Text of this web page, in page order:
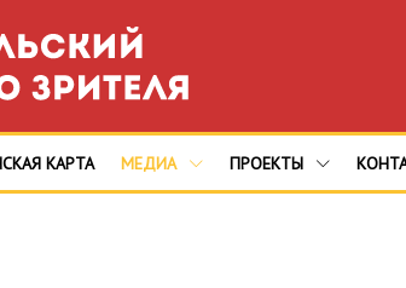
КАРТА МЕДИА ПРОЕКТЫ